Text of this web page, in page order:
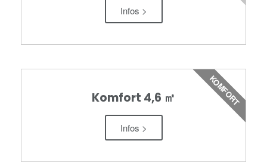
Infos >
Komfort 4,6 ㎡
Infos >
KOMFORT